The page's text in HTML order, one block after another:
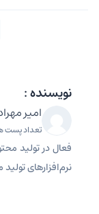
نویسنده :
امیر
تعداد پست ها:
فعال در تولید
نرم‌افزارهای